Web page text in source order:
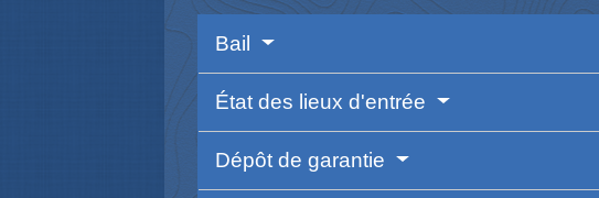
Bail
État des lieux d'entrée
Dépôt de garantie